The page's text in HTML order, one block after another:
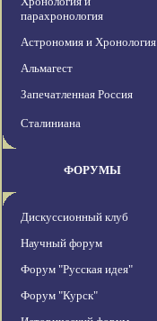
парахронология
Астрономия и Хронология
Альмагест
Запечатленная Россия
Сталиниана
ФОРУМЫ
Дискуссионный клуб
Научный форум
Форум "Русская идея"
Форум "Курск"